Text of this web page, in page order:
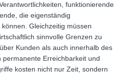
funktionierende
die eigenständig
Gleichzeitig müssen
sinnvolle Grenzen zu
Kunden als auch innerhalb des
permanente Erreichbarkeit und
kosten nicht nur Zeit, sondern